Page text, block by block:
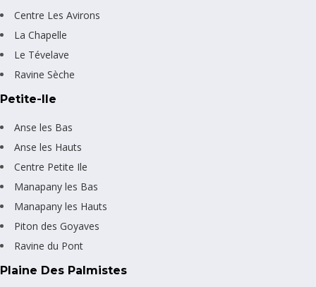
Centre Les Avirons
La Chapelle
Le Tévelave
Ravine Sèche
Petite-Ile
Anse les Bas
Anse les Hauts
Centre Petite Ile
Manapany les Bas
Manapany les Hauts
Piton des Goyaves
Ravine du Pont
Plaine Des Palmistes